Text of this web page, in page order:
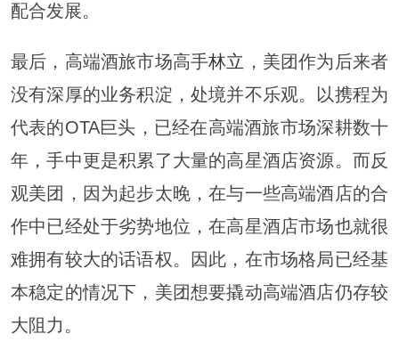
配合发展。
最后，高端酒旅市场高手林立 ，美团作为后来者
没有深厚的业务积淀，处境并不乐观。以携程为
代表的OTA巨头，已经在高端酒旅市场深耕数十
年，手中更是积累了大量的高星酒店资源。而反
观美团，因为起步太晚，在与一些高端酒店的合
作中已经处于劣势地位，在高星酒店市场也就很
难拥有较大的话语权。因此，在市场格局已经基
本稳定的情况下，美团想要撬动高端酒店仍存较
大阻力。